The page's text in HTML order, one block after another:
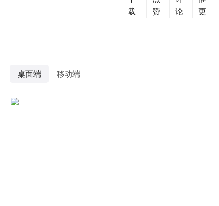
载
赞
论
更
桌面端 移动端